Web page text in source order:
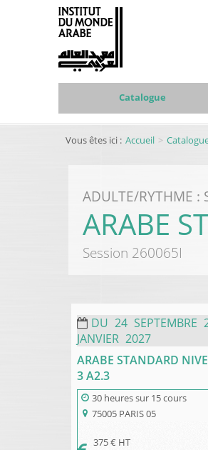
Catalogue
Vous êtes ici : Accueil
ADULTE/RYTHME :
ARABE
Session 260065I
DU 24 SEPTEMBRE
JANVIER 2027
ARABE STANDARD
3 A2.3
30 heuressur 15 cours
75005 PARIS 05
375€ HT